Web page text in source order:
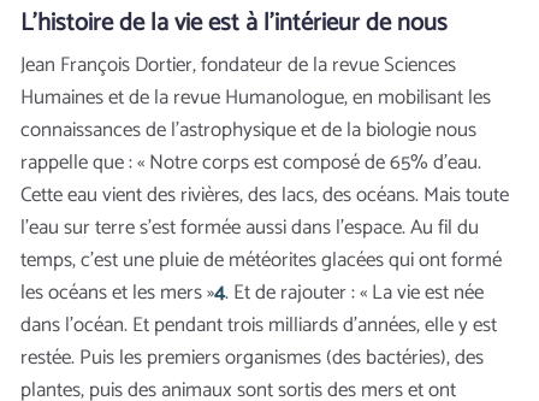
L’histoire de la vie est à l’intérieur de nous
Jean François Dortier, fondateur de la revue Sciences
Humaines et de la revue Humanologue, en mobilisant les
connaissances de l’astrophysique et de la biologie nous
rappelle que : « Notre corps est composé de 65% d’eau.
Cette eau vient des rivières, des lacs, des océans. Mais toute
l’eau sur terre s’est formée aussi dans l’espace. Au fil du
temps, c’est une pluie de météorites glacées qui ont formé
les océans et les mers »4. Et de rajouter : « La vie est née
dans l’océan. Et pendant trois milliards d’années, elle y est
restée. Puis les premiers organismes (des bactéries), des
plantes, puis des animaux sont sortis des mers et ont